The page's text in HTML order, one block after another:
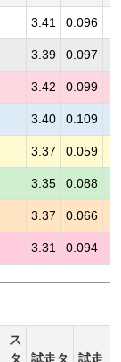
3.41 0.096
3.39 0.097
3.42 0.099
3.40 0.109
3.37 0.059
3.35 0.088
3.37 0.066
3.31 0.094
ス
タ
試走タ
試走